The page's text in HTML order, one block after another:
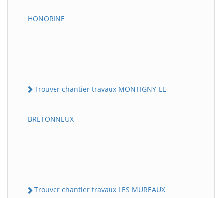
HONORINE
Trouver chantier travaux MONTIGNY-LE-
BRETONNEUX
Trouver chantier travaux LES MUREAUX